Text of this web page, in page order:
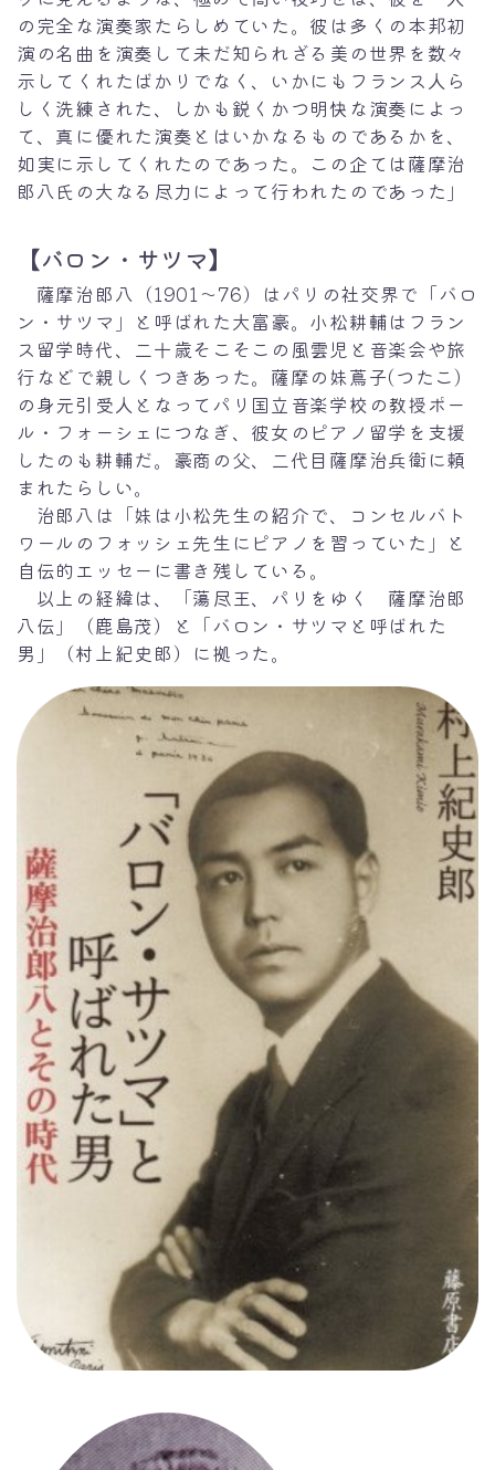
の完全な演奏家たらしめていた。彼は多くの本邦初
演の名曲を演奏して未だ知られざる美の世界を数々
示してくれたばかりでなく、いかにもフランス人ら
しく洗練された、しかも鋭くかつ明快な演奏によっ
て、真に優れた演奏とはいかなるものであるかを、
如実に示してくれたのであった。この企ては薩摩治
郎八氏の大なる尽力によって行われたのであった」
【バロン・サツマ】
薩摩治郎八（1901～76）はパリの社交界で「バロ
ン・サツマ」と呼ばれた大富豪。小松耕輔はフラン
ス留学時代、二十歳そこそこの風雲児と音楽会や旅
行などで親しくつきあった。薩摩の妹蔦子(つたこ)
の身元引受人となってパリ国立音楽学校の教授ポー
ル・フォーシェにつなぎ、彼女のピアノ留学を支援
したのも耕輔だ。豪商の父、二代目薩摩治兵衛に頼
まれたらしい。
治郎八は「妹は小松先生の紹介で、コンセルバト
ワールのフォッシェ先生にピアノを習っていた」と
自伝的エッセーに書き残している。
以上の経緯は、「蕩尽王、パリをゆく 薩摩治郎
八伝」（鹿島茂）と「バロン・サツマと呼ばれた
男」（村上紀史郎）に拠った。